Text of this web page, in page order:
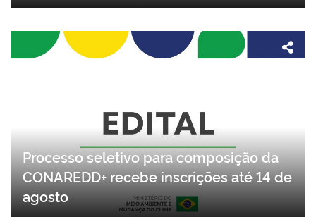
Processo seletivo para composição da
CONAREDD+ recebe inscrições até 14 de
agosto